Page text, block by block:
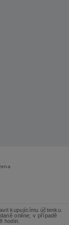
kupujícímu účtenku.
online; v případě
hodin.